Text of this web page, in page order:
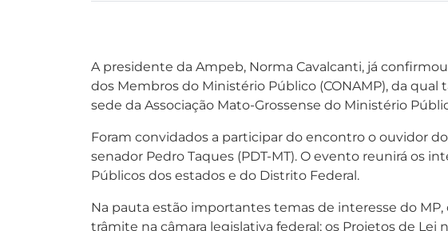
A presidente da Ampeb, Norma Cavalcanti, já
dos Membros do Ministério Público (CONAMP), da
sede da Associação Mato-Grossense do Ministério
Foram convidados a participar do encontro o ouvidor
senador Pedro Taques (PDT-MT). O evento reunirá os
Públicos dos estados e do Distrito Federal.
Na pauta estão importantes temas de interesse do
trâmite na câmara legislativa federal; os Projetos de Lei